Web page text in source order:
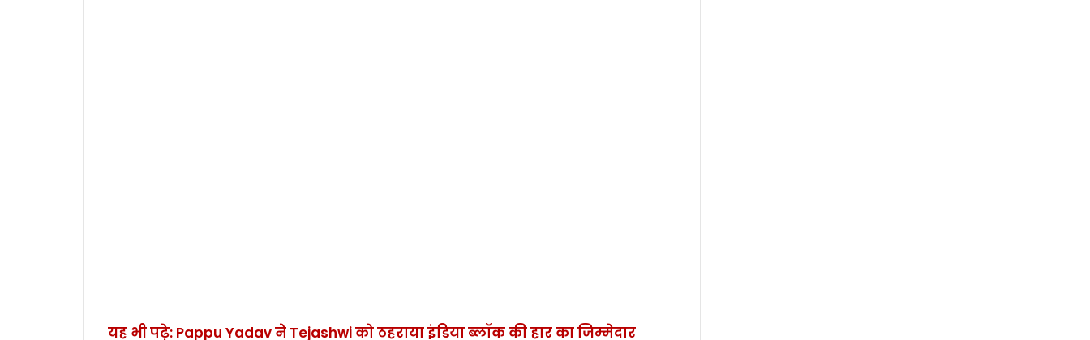
यह भी पढ़े: Pappu Yadav ने Tejashwi को ठहराया इंडिया ब्लॉक की हार का जिम्मेदार